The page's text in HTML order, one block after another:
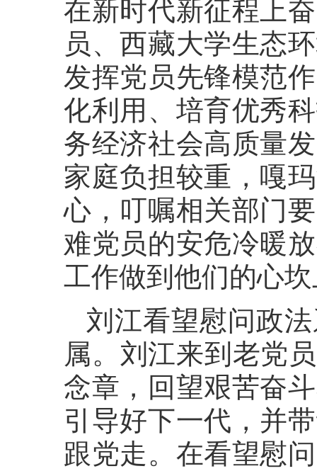
在新时代新征程上
员、西藏大学生态
发挥党员先锋模范
化利用、培育优秀
务经济社会高质量
家庭负担较重，嘎
心，叮嘱相关部门
难党员的安危冷暖
工作做到他们的心
刘江看望慰问政
属。刘江来到老党
念章，回望艰苦奋
引导好下一代，并
跟党走。在看望慰